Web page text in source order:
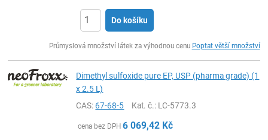
Do košíku
Průmyslová množství látek za výhodnou cenu Poptat větší množství
Dimethyl sulfoxide pure EP, USP (pharma grade) (1
x 2.5 L)
CAS:67-68-5 Kat. č.: LC-5773.3
cena bez DPH 6 069,42 Kč